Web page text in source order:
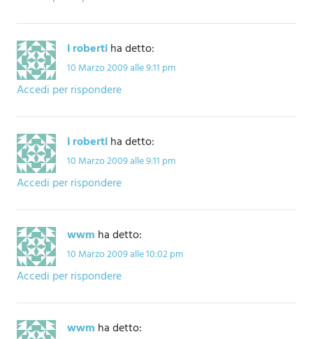
i robertiha detto:
10 Marzo 2009 alle 9:11 pm
Accedi per rispondere
i robertiha detto:
10 Marzo 2009 alle 9:11 pm
Accedi per rispondere
wwm ha detto:
10 Marzo 2009 alle 10:02 pm
Accedi per rispondere
wwm ha detto: